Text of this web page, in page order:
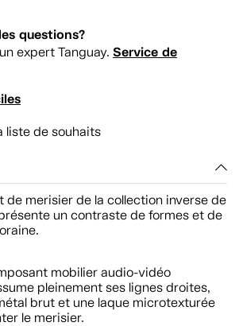
questions?
expert Tanguay. Service de
liste de souhaits
de merisier de la collection inverse de
un contraste de formes et de
mobilier audio-vidéo
pleinement ses lignes droites,
brut et une laque microtexturée
le merisier.